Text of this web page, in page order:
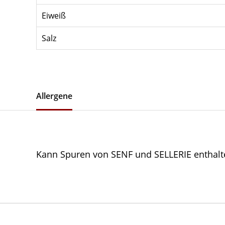
Eiweiß
Salz
Allergene
Kann Spuren von SENF und SELLERIE